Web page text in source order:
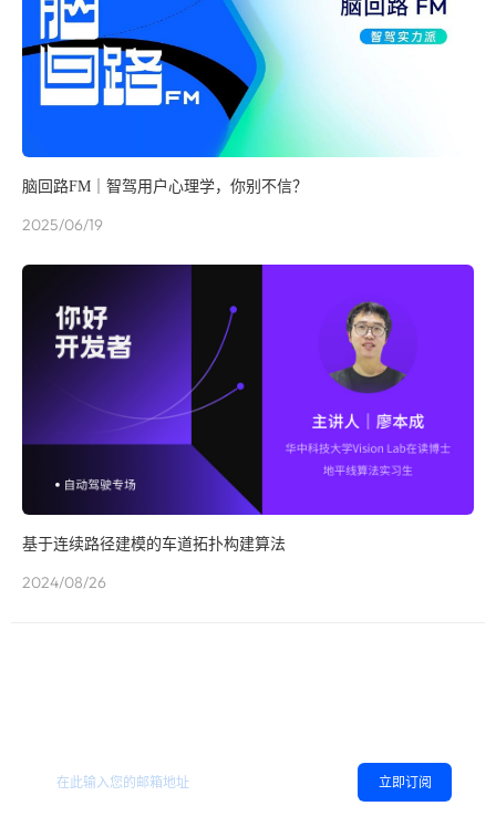
脑回路FM｜智驾用户心理学，你别不信？
2025/06/19
基于连续路径建模的车道拓扑构建算法
2024/08/26
立即订阅